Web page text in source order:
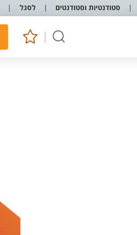
סטודנטיות וסטודנטים לסגל